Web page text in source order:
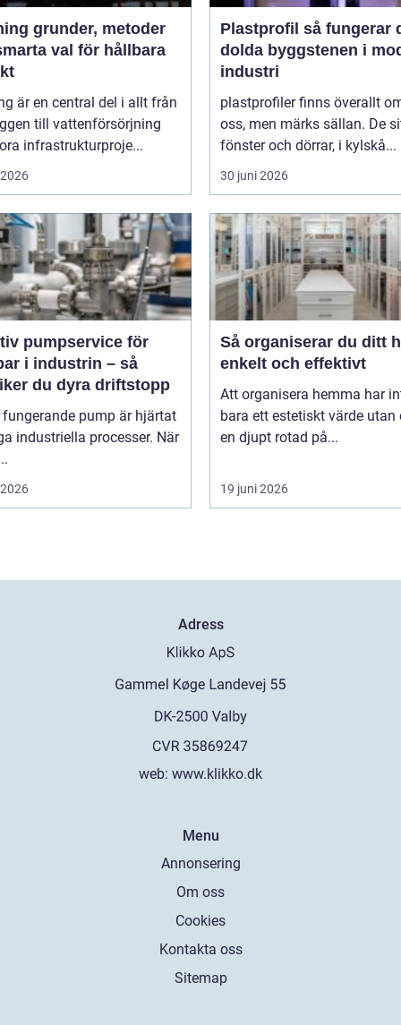
metoder
val för hållbara
är en central del i allt från
till vattenförsörjning
infrastrukturproje...
Plastprofil så fungerar den
dolda byggstenen i
industri
plastprofiler finns överallt
oss, men märks sällan. De
fönster och dörrar, i kylskå...
30 juni 2026
pumpservice för
i industrin – så
du dyra driftstopp
fungerande pump är hjärtat
industriella processer. När
Så organiserar du ditt
enkelt och effektivt
Att organisera hemma har
bara ett estetiskt värde utan
en djupt rotad på...
19 juni 2026
Adress
web: www.klikko.dk
Menu
Annonsering
Om oss
Cookies
Kontakta oss
Sitemap